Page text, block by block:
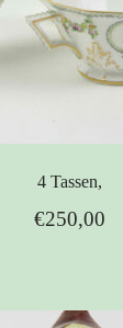
4 Tassen,
€250,00